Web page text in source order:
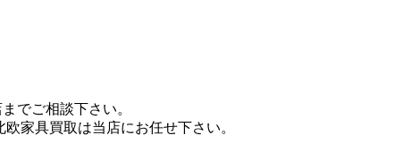
でご相談下さい。
家具買取は当店にお任せ下さい。